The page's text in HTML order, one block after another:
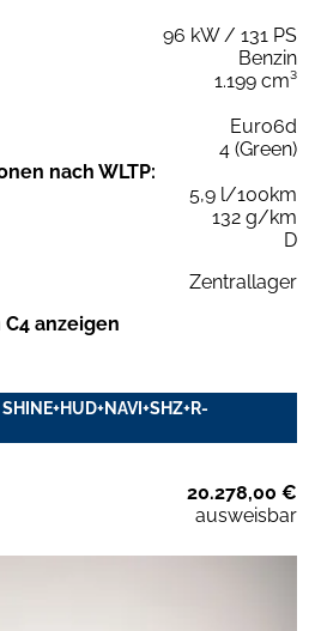
96 kW / 131 PS
Benzin
1.199 cm³
Euro6d
4 (Green)
nach WLTP:
5,9 l/100km
132 g/km
D
Zentrallager
anzeigen
20.278,00 €
ausweisbar